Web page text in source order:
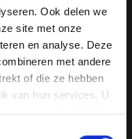
Ook delen we
site met onze
en analyse. Deze
met andere
of die ze hebben
van hun services. U